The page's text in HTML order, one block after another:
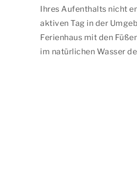
Ihres Aufenthalts nicht
aktiven Tag in der
Ferienhaus mit den
im natürlichen Wasser